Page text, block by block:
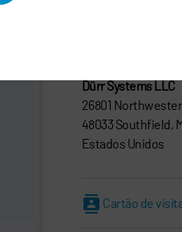
Dürr Systems LLC
26801
48033 Southfield,
Estados Unidos
Cartão de